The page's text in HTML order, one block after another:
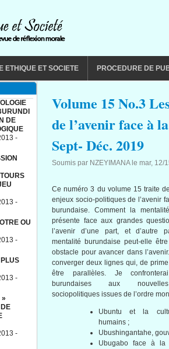
ETHIQUE ET SOCIETE PROCEDURE DE
Volume 15 No.3
de l’avenir face à
Sept- Déc. 2019
Soumis par NZEYIMANAle mar, 12/
Ce numéro 3 du volume 15 traite
enjeux socio-politiques de l’avenir
burundaise. Comment la
présente face aux grandes
l’avenir d’une part, et d’autre
mentalité burundaise peut-elle
obstacle pour avancer dans
converger deux lignes qui, de
être parallèles. Je
burundaises aux
sociopolitiques issues de l’ordre
Ubuntu et la
humains ;
Ubushingantahe,
Ubugabo face à la
DE
-
-
OU
-
-
»
-